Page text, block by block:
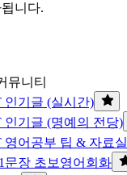
니다.
뮤니티
인기글 (실시간)
인기글 (명예의 전당)
영어공부 팁 & 자료실
문장 초보영어회화